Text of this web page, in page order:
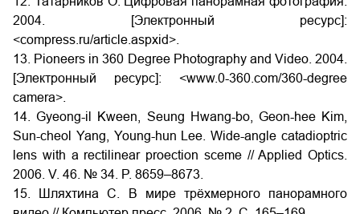
2004. [Электронный ресурс]:
<compress.ru/article.aspxid>.
13. Pioneers in 360 Degree Photography and Video. 2004.
[Электронный ресурс]: <www.0-360.com/360-degree
camera>.
14. Gyeong-il Kween, Seung Hwang-bo, Geon-hee Kim,
Sun-cheol Yang, Young-hun Lee. Wide-angle catadioptric
lens with a rectilinear proection sceme // Applied Optics.
2006. V. 46. № 34. P. 8659–8673.
15. Шляхтина С. В мире трёхмерного панорамного